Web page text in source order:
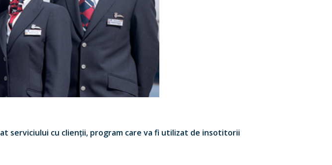
serviciului cu clienții, program care va fi utilizat de insotitorii